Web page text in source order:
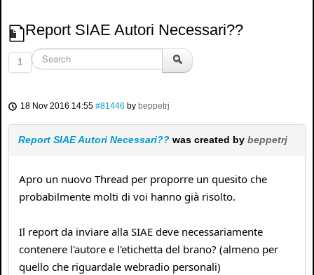
Report SIAE Autori Necessari??
1
18 Nov 2016 14:55 #81446 by beppetrj
Report SIAE Autori Necessari?? was created by beppetrj
Apro un nuovo Thread per proporre un quesito che
probabilmente molti di voi hanno già risolto.
Il report da inviare alla SIAE deve necessariamente
contenere l'autore e l'etichetta del brano? (almeno per
quello che riguardale webradio personali)